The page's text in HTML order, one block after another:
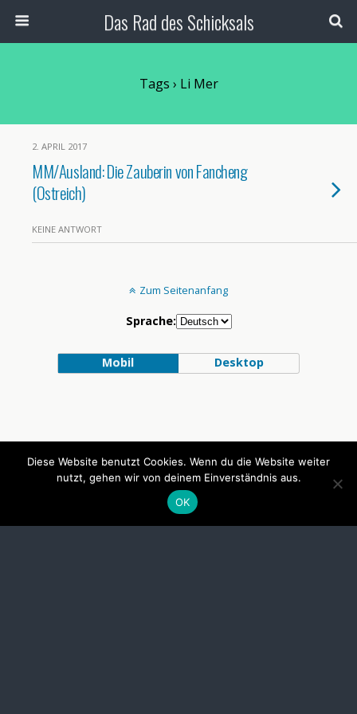
Das Rad des Schicksals
Tags › Li Mer
2. APRIL 2017
MM/Ausland: Die Zauberin von Fancheng
(Ostreich)
KEINE ANTWORT
Zum Seitenanfang
Sprache:
Mobil Desktop
Diese Website benutzt Cookies. Wenn du die Website weiter
nutzt, gehen wir von deinem Einverständnis aus.
OK